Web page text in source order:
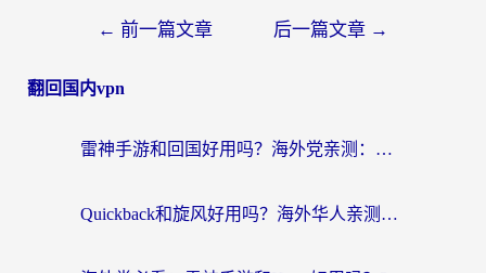
← 前一篇文章 后一篇文章 →
翻回国内vpn
雷神手游和回国好用吗？海外党亲测：选对加速器才能无缝刷剧打游戏
Quickback和旋风好用吗？海外华人亲测：选对回国加速器才能无缝看央视5